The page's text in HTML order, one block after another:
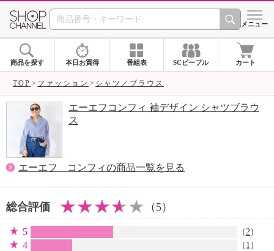
SHOP CHANNEL シメニュー
商品を探す 本日お買得 番組表 SCピープル カート
TOP ファッション シャツ／ブラウス
エーエフコンフィ 袖デザイン シャツブラウ
ス
エーエフ コンフィの商品一覧を見る
総合評価 （5）
5 （2）
4 （ 1 ）